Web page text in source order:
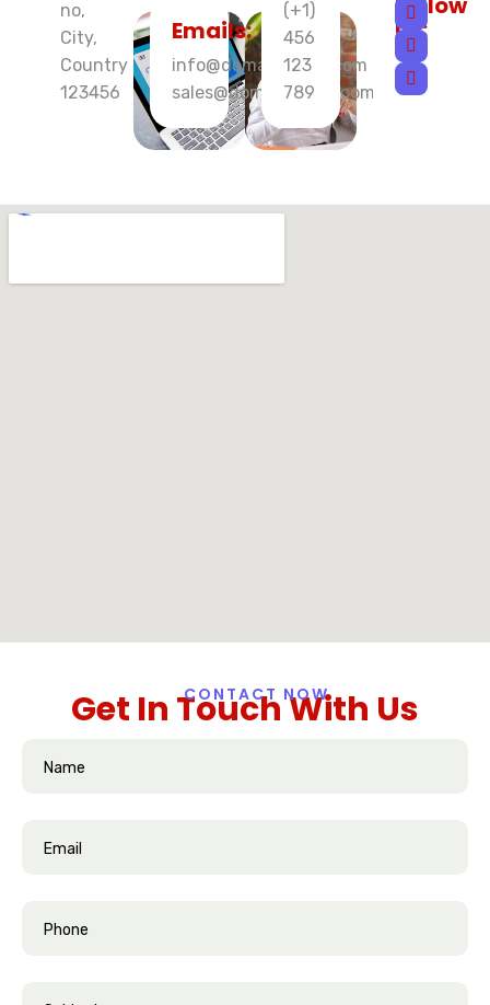
no,
City,
Country
123456
Emails:
info@domainname.com
sales@domainname.com
(+1)
456
123
789
Us:
CONTACT NOW
Get In TouchWith Us